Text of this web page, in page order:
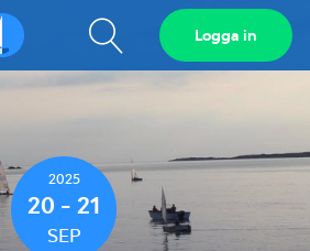
Visa
sökfält
Logga in
2025
20 - 21
SEP